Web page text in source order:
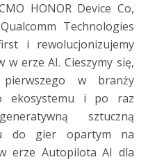
HONOR Device Co,
Technologies
i rewolucjonizujemy
w erze AI. Cieszymy się,
w branży
ekosystemu i po raz
sztuczną
do gier opartym na
erze Autopilota AI dla